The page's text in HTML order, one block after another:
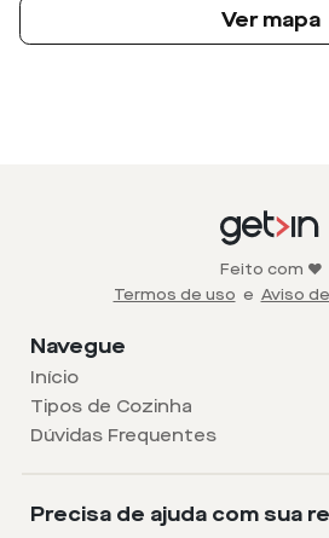
Ver mapa
Feito com ❤️
Termos de uso e Aviso
Navegue
Início
Tipos de Cozinha
Dúvidas Frequentes
Precisa de ajuda com sua